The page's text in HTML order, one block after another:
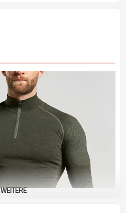
WEITERE